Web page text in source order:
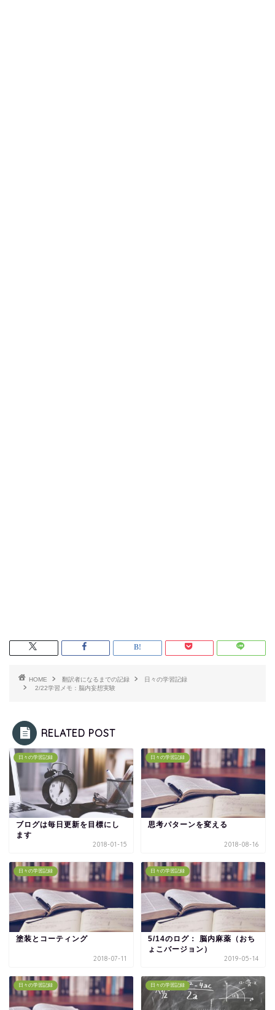
HOME 翻訳者になるまでの記録
日々の学習記録
2/22学習メモ：脳内妄想実験
RELATED POST
日々の学習記録
ブログは毎日更新を目標にし
ます
2018-01-15
日々の学習記録
思考パターンを変える
2018-08-16
日々の学習記録
塗装とコーティング
2018-07-11
日々の学習記録
5/14のログ： 脳内麻薬（おち
ょこバージョン）
2019-05-14
日々の学習記録 日々の学習記録